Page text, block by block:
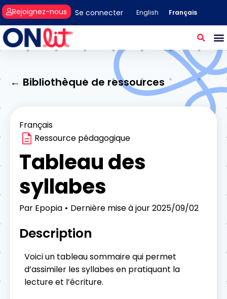
Se connecter
Rejoignez-nous English Français
← Bibliothèque de ressources
Français
Ressource pédagogique
Tableau des
syllabes
Par Epopia Dernière mise à jour2025/09/02
Description
Voici un tableau sommaire qui permet
d’assimiler les syllabes en pratiquant la
lecture et l’écriture.